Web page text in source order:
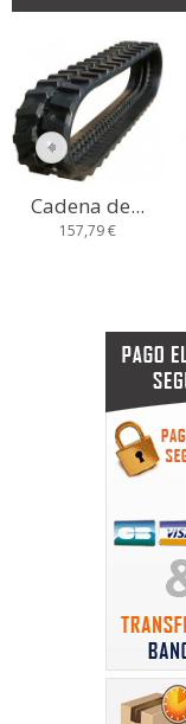
Cadena de...
157,79 €